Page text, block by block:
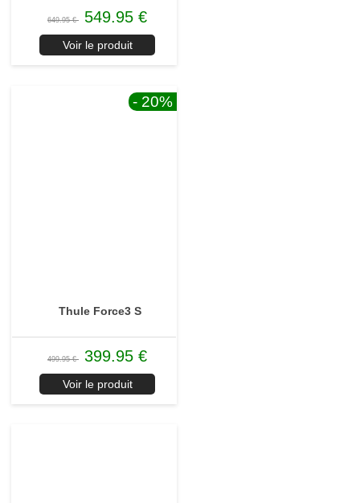
649.95 € 549.95 €
Voir le produit
- 20%
Thule Force3 S
499.95 € 399.95 €
Voir le produit